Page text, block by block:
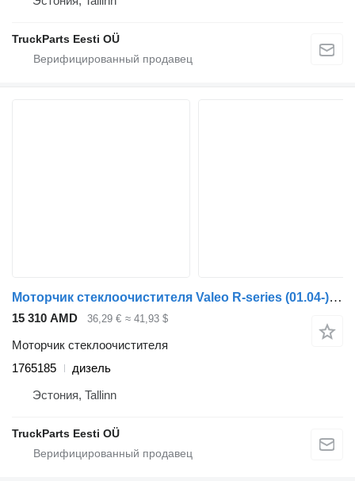
TruckParts Eesti OÜ
Моторчик стеклоочистителя Valeo R-series (01.04-) 1765185 для тягача Scania P,G,R,T-series (2004-2017)
15 310 AMD 36,29 € ≈ 41,93 $
Моторчик стеклоочистителя
1765185
дизель
Эстония, Tallinn
TruckParts Eesti OÜ